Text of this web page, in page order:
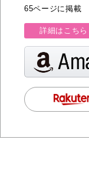
65ページに掲載
詳細はこちら